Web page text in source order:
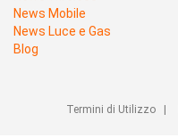
News Mobile
News Luce e Gas
Blog
Termini di Utilizzo|